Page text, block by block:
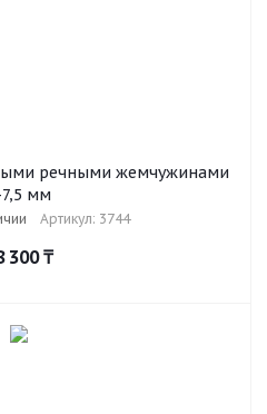
речными жемчужинами
7,5 мм
Артикул: 3744
300₸